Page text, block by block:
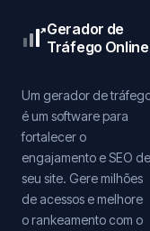
Gerador de
Tráfego Online
Um gerador de
é um software para
fortalecer o
engajamento e SEO de
seu site. Gere milhões
de acessos e melhore
o rankeamento com o